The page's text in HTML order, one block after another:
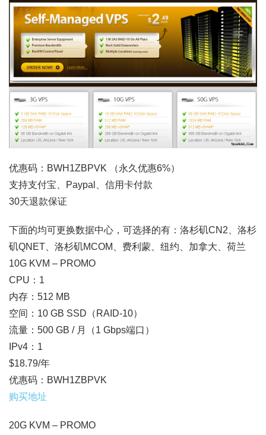
优惠码：BWH1ZBPVK （永久优惠6%）
支持支付宝、Paypal、信用卡付款
30天退款保证
下面的均可更换数据中心，可选择的有：洛杉矶CN2、洛杉
矶QNET、洛杉矶MCOM、费利蒙、纽约、加拿大、荷兰
10G KVM – PROMO
CPU：1
内存：512 MB
空间：10 GB SSD（RAID-10）
流量：500 GB / 月（1 Gbps端口）
IPv4：1
$18.79/年
优惠码：BWH1ZBPVK
购买地址
20G KVM – PROMO